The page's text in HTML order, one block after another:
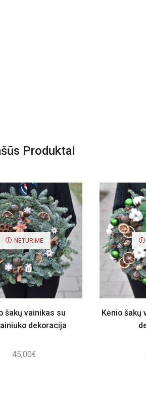
Produktai
NETURIME
šakų vainikas su
dekoracija
45,00€
Kėnio šakų